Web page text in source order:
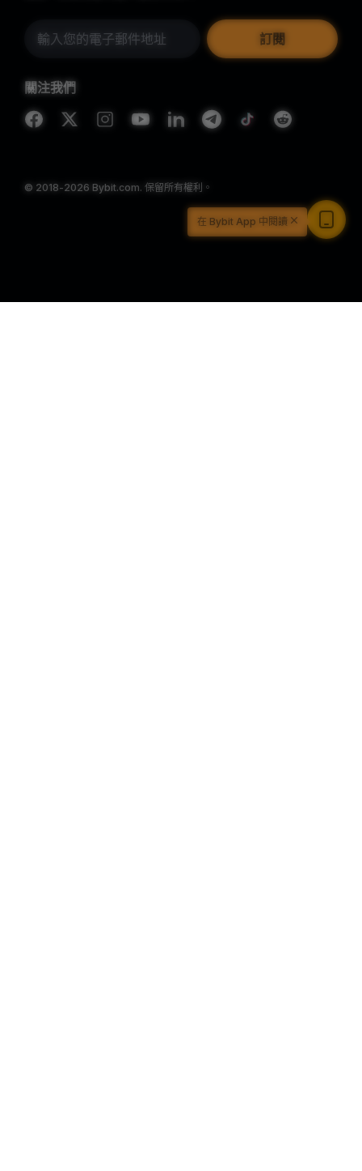
訂閱
關注我們
© 2018-2026 Bybit.com. 保留所有權利。
在 Bybit App 中閱讀